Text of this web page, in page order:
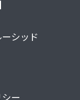
シッド
ー